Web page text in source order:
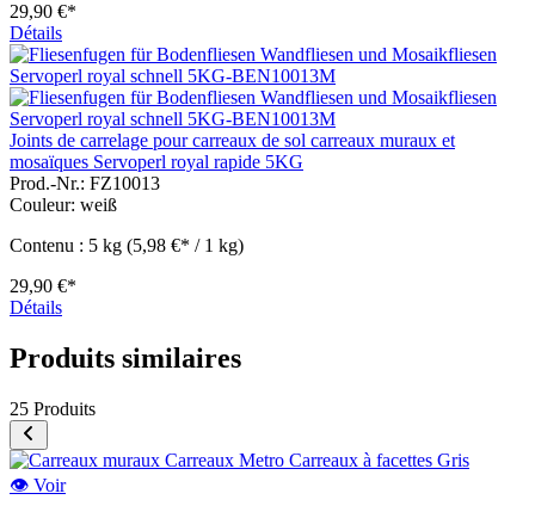
29,90 €*
Détails
Joints de carrelage pour carreaux de sol carreaux muraux et
mosaïques Servoperl royal rapide 5KG
Prod.-Nr.: FZ10013
Couleur: weiß
Contenu : 5 kg (5,98 €* / 1 kg)
29,90 €*
Détails
Produits similaires
25 Produits
👁 Voir